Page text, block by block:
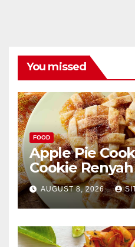
You missed
FOOD
Apple Pie
Cookie
AUGUST 8, 2026